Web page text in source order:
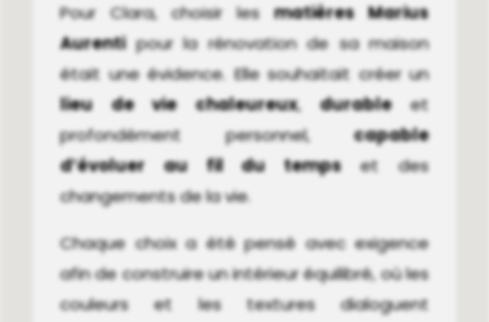
Pour Clara, choisir lesmatières Marius
Aurentipour la rénovation de sa maison
était une évidence. Elle souhaitait créer un
lieu de vie chaleureux,durableet
profondément personnel,capable
d’évoluer au fil du tempset des
changements de la vie.
Chaque choix a été pensé avec exigence
afin de construire un intérieur équilibré, où les
couleurs et les textures dialoguent